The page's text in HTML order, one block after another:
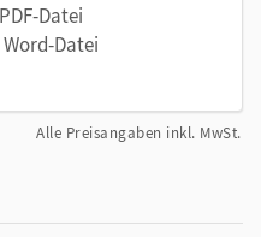
Datei
Word-Datei
Alle Preisangaben inkl. MwSt.